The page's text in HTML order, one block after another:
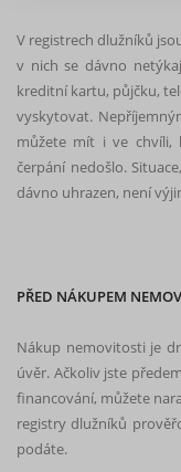
V registrech dlužníků
v nich se dávno
kreditní kartu, půjčku,
vyskytovat.
můžete mít i ve chvíli,
čerpání nedošlo.
dávno uhrazen, není
PŘED NÁKUPEM
Nákup nemovitosti je
úvěr. Ačkoliv jste
financování, můžete
registry dlužníků
podáte.